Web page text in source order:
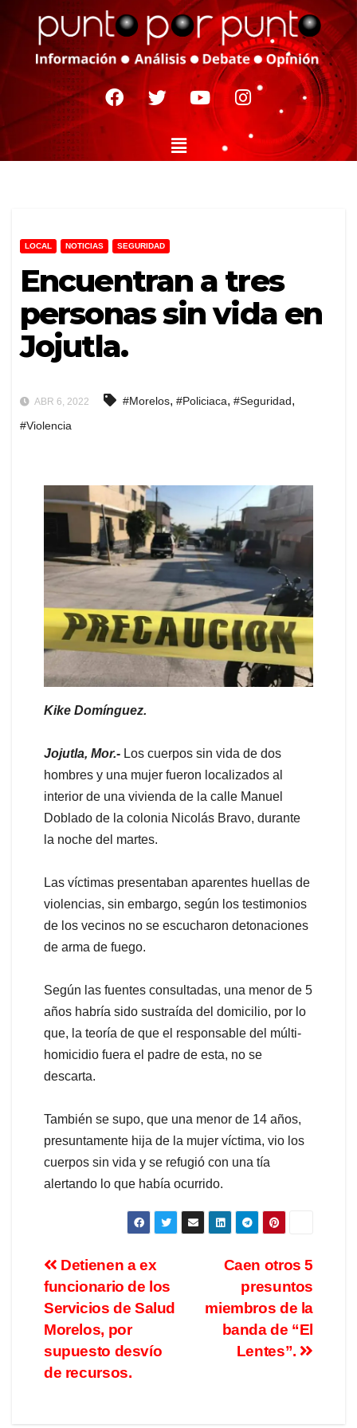
LOCAL NOTICIAS SEGURIDAD
Encuentran a tres
personas sin vida en
Jojutla.
ABR 6, 2022 #Morelos, #Policiaca, #Seguridad,
#Violencia
Kike Domínguez.
Jojutla, Mor.- Los cuerpos sin vida de dos
hombres y una mujer fueron localizados al
interior de una vivienda de la calle Manuel
Doblado de la colonia Nicolás Bravo, durante
la noche del martes.
Las víctimas presentaban aparentes huellas de
violencias, sin embargo, según los testimonios
de los vecinos no se escucharon detonaciones
de arma de fuego.
Según las fuentes consultadas, una menor de 5
años habría sido sustraída del domicilio, por lo
que, la teoría de que el responsable del múlti-
homicidio fuera el padre de esta, no se
descarta.
También se supo, que una menor de 14 años,
presuntamente hija de la mujer víctima, vio los
cuerpos sin vida y se refugió con una tía
alertando lo que había ocurrido.
Caen otros 5
presuntos
miembros de la
banda de “El
Lentes”.
Detienen a ex
funcionario de los
Servicios de Salud
Morelos, por
supuesto desvío
de recursos.